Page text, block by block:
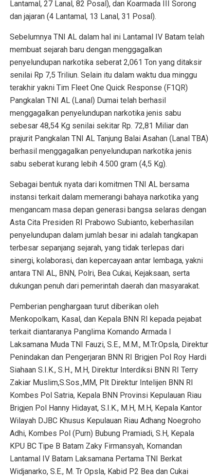
Lantamal, 27 Lanal, 82 Posal), dan Koarmada III Sorong
dan jajaran (4 Lantamal, 13 Lanal, 31 Posal).
Sebelumnya TNI AL dalam hal ini Lantamal IV Batam telah
membuat sejarah baru dengan menggagalkan
penyelundupan narkotika seberat 2,061 Ton yang ditaksir
senilai Rp 7,5 Triliun. Selain itu dalam waktu dua minggu
terakhir yakni Tim Fleet One Quick Response (F1QR)
Pangkalan TNI AL (Lanal) Dumai telah berhasil
menggagalkan penyelundupan narkotika jenis sabu
sebesar 48,54 Kg senilai sekitar Rp. 72,81 Miliar dan
prajurit Pangkalan TNI AL Tanjung Balai Asahan (Lanal TBA)
berhasil menggagalkan penyelundupan narkotika jenis
sabu seberat kurang lebih 4.500 gram (4,5 Kg).
Sebagai bentuk nyata dari komitmen TNI AL bersama
instansi terkait dalam memerangi bahaya narkotika yang
mengancam masa depan generasi bangsa selaras dengan
Asta Cita Presiden RI Prabowo Subianto, keberhasilan
penyelundupan dalam jumlah besar ini adalah tangkapan
terbesar sepanjang sejarah, yang tidak terlepas dari
sinergi, kolaborasi, dan kepercayaan antar lembaga, yakni
antara TNI AL, BNN, Polri, Bea Cukai, Kejaksaan, serta
dukungan penuh dari pemerintah daerah dan masyarakat.
Pemberian penghargaan turut diberikan oleh
Menkopolkam, Kasal, dan Kepala BNN RI kepada pejabat
terkait diantaranya Panglima Komando Armada I
Laksamana Muda TNI Fauzi, S.E., M.M., M.Tr.Opsla, Direktur
Penindakan dan Pengerjaran BNN RI Brigjen Pol Roy Hardi
Siahaan S.I.K., S.H., M.H, Direktur Interdiksi BNN RI Terry
Zakiar Muslim,S.Sos.,MM, Plt Direktur Intelijen BNN RI
Kombes Pol Satria, Kepala BNN Provinsi Kepulauan Riau
Brigjen Pol Hanny Hidayat, S.I.K., M.H, M.H, Kepala Kantor
Wilayah DJBC Khusus Kepulauan Riau Adhang Noegroho
Adhi, Kombes Pol (Purn) Bubung Pramiadi, S.H, Kepala
KPU BC Tipe B Batam Zaky Firmansyah, Komandan
Lantamal IV Batam Laksamana Pertama TNI Berkat
Widjanarko, S.E., M. Tr Opsla, Kabid P2 Bea dan Cukai